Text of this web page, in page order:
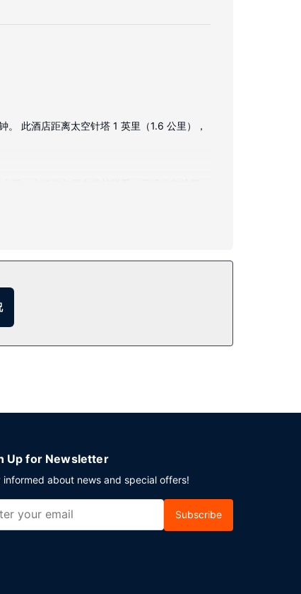
此酒店距离太空针塔 1 英里（1.6 公里），
务。外卖早餐（收费）供应时间为：周一至
Up for Newsletter
informed about news and special offers!
Subscribe